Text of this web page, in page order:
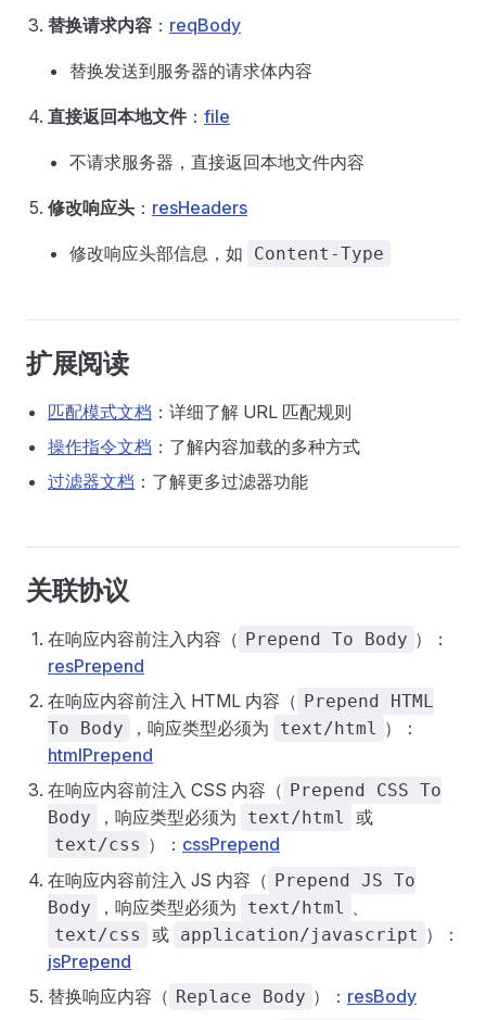
替换请求内容 ： reqBody
替换发送到服务器的请求体内容
直接返回本地文件： file
不请求服务器，直接返回本地文件内容
修改响应头 ： resHeaders
修改响应头部信息，如 Content-Type
扩展阅读
匹配模式文档 ：详细了解 URL 匹配规则
操作指令文档 ：了解内容加载的多种方式
过滤器文档 ：了解更多过滤器功能
关联协议
在响应内容前注入内容（ Prepend To Body ）：
resPrepend
在响应内容前注入 HTML 内容（ Prepend HTML
To Body
，响应类型必须为 text/html ）：
htmlPrepend
在响应内容前注入 CSS 内容（ Prepend CSS To
Body
，响应类型必须为 text/html 或
text/css ）： cssPrepend
在响应内容前注入 JS 内容（ Prepend JS To
Body
，响应类型必须为 text/html 、
text/css 或 application/javascript ）：
jsPrepend
替换响应内容（ Replace Body ）： resBody